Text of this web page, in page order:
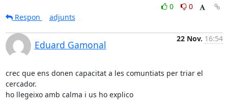
0
0
Respon
adjunts
Eduard Gamonal
22 Nov. 16:54
crec que ens donen capacitat a les comuntiats per triar el
cercador.
ho llegeixo amb calma i us ho explico